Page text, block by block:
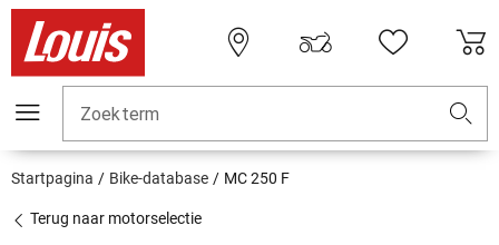
Zoekterm
Startpagina Bike-database MC 250 F
Terug naar motorselectie